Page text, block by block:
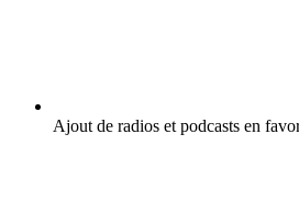
Ajout de radios et podcasts en